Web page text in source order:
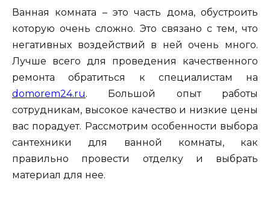
Ванная комната – это часть дома, обустроить
которую очень сложно. Это связано с тем, что
негативных воздействий в ней очень много.
Лучше всего для проведения качественного
ремонта обратиться к специалистам на
domorem24.ru. Большой опыт работы
сотрудникам, высокое качество и низкие цены
вас порадует. Рассмотрим особенности выбора
сантехники для ванной комнаты, как
правильно провести отделку и выбрать
материал для нее.